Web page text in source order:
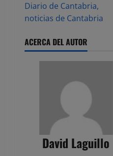
Diario de Cantabria,
noticias de Cantabria
ACERCA DEL AUTOR
David Laguillo